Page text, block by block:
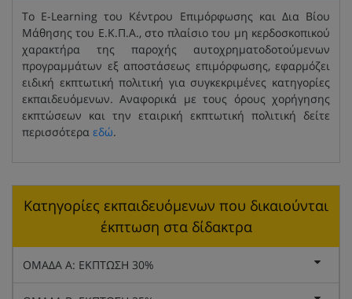
Το E-Learning του Κέντρου Επιμόρφωσης και Δια Βίου
Μάθησης του Ε.Κ.Π.Α., στο πλαίσιο του μη κερδοσκοπικού
χαρακτήρα της παροχής αυτοχρηματοδοτούμενων
προγραμμάτων εξ αποστάσεως επιμόρφωσης, εφαρμόζει
ειδική εκπτωτική πολιτική για συγκεκριμένες κατηγορίες
εκπαιδευόμενων. Αναφορικά με τους όρους χορήγησης
εκπτώσεων και την εταιρική εκπτωτική πολιτική δείτε
περισσότερα εδώ.
Κατηγορίες εκπαιδευόμενων που δικαιούνται
έκπτωση στα δίδακτρα
ΟΜΑΔΑ Α: ΕΚΠΤΩΣΗ 30%